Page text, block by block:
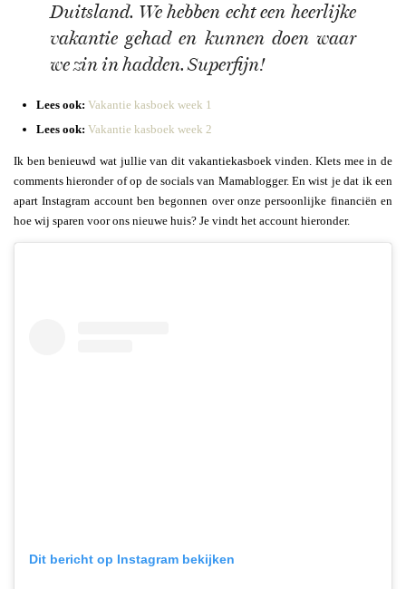
Duitsland. We hebben echt een heerlijke
vakantie gehad en kunnen doen waar
we zin in hadden. Superfijn!
Lees ook: Vakantie kasboek week 1
Lees ook: Vakantie kasboek week 2
Ik ben benieuwd wat jullie van dit vakantiekasboek vinden. Klets mee in de
comments hieronder of op de socials van Mamablogger. En wist je dat ik een
apart Instagram account ben begonnen over onze persoonlijke financiën en
hoe wij sparen voor ons nieuwe huis? Je vindt het account hieronder.
Dit bericht op Instagram bekijken